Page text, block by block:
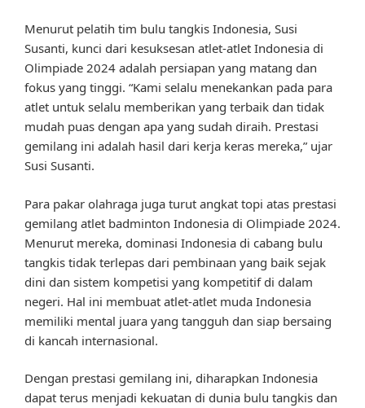
Menurut pelatih tim bulu tangkis Indonesia, Susi
Susanti, kunci dari kesuksesan atlet-atlet Indonesia di
Olimpiade 2024 adalah persiapan yang matang dan
fokus yang tinggi. “Kami selalu menekankan pada para
atlet untuk selalu memberikan yang terbaik dan tidak
mudah puas dengan apa yang sudah diraih. Prestasi
gemilang ini adalah hasil dari kerja keras mereka,” ujar
Susi Susanti.
Para pakar olahraga juga turut angkat topi atas prestasi
gemilang atlet badminton Indonesia di Olimpiade 2024.
Menurut mereka, dominasi Indonesia di cabang bulu
tangkis tidak terlepas dari pembinaan yang baik sejak
dini dan sistem kompetisi yang kompetitif di dalam
negeri. Hal ini membuat atlet-atlet muda Indonesia
memiliki mental juara yang tangguh dan siap bersaing
di kancah internasional.
Dengan prestasi gemilang ini, diharapkan Indonesia
dapat terus menjadi kekuatan di dunia bulu tangkis dan